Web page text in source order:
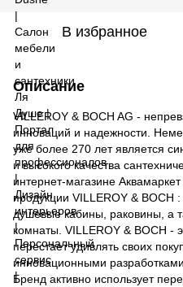
В избранное
Описание
VILLEROY & BOCH AG -
инноваций и надежности.
уже более 270 лет является
и высокого качества
интернет-магазине
продукции VILLEROY & BOCH
душевые кабины, раковины, а
комнаты. VILLEROY & BOCH -
перестает удивлять своих
инновационными
Бренд активно использует